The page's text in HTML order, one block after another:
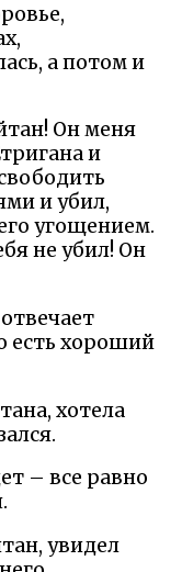
а потом и
Он меня
и
и убил,
угощением.
не убил! Он
есть хороший
хотела
– все равно
увидел